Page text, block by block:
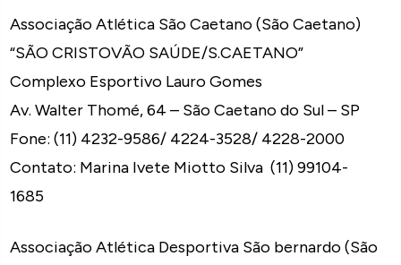
Associação Atlética São Caetano (São Caetano)
“SÃO CRISTOVÃO SAÚDE/S.CAETANO”
Complexo Esportivo Lauro Gomes
Av. Walter Thomé, 64 – São Caetano do Sul – SP
Fone: (11) 4232-9586/ 4224-3528/ 4228-2000
Contato: Marina Ivete Miotto Silva (11) 99104-
1685
Associação Atlética Desportiva São bernardo (São